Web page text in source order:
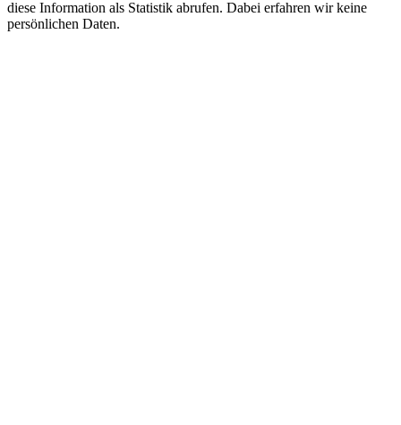
diese Information als Statistik abrufen. Dabei erfahren wir keine
persönlichen Daten.